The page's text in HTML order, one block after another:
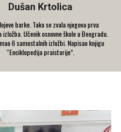
Dušan Krtolica
barke. Tako se zvala njegova prva
Učenik osnovne škole u Beogradu.
6 samostalnih izložbi. Napisao knjigu
“Enciklopedija praistorije”.